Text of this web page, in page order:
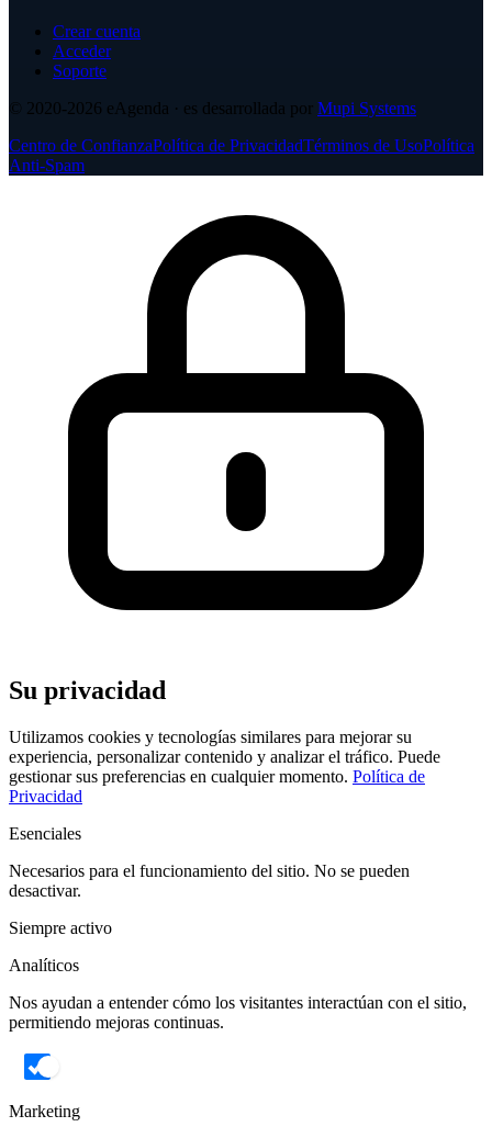
Crear cuenta
Acceder
Soporte
© 2020-2026 eAgenda · es desarrollada por Mupi Systems
Centro de ConfianzaPolítica de PrivacidadTérminos de UsoPolítica
Anti-Spam
Su privacidad
Utilizamos cookies y tecnologías similares para mejorar su
experiencia, personalizar contenido y analizar el tráfico. Puede
gestionar sus preferencias en cualquier momento. Política de
Privacidad
Esenciales
Necesarios para el funcionamiento del sitio. No se pueden
desactivar.
Siempre activo
Analíticos
Nos ayudan a entender cómo los visitantes interactúan con el sitio,
permitiendo mejoras continuas.
Marketing